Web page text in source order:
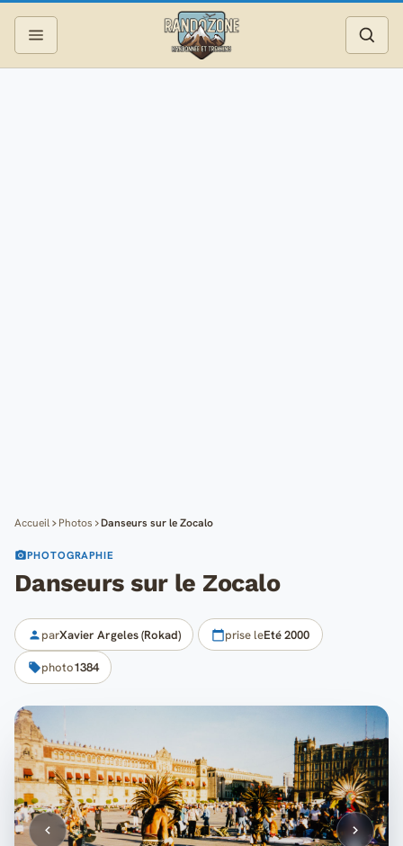
Accueil Photos Danseurs sur le Zocalo
PHOTOGRAPHIE
Danseurs sur le Zocalo
parXavier Argeles (Rokad) prise leEté 2000
photo1384